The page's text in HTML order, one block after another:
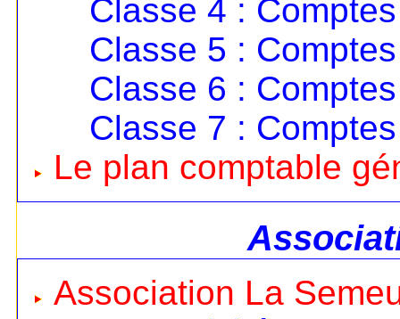
Classe 4 :
Classe 5 :
Classe 6 :
Classe 7 :
Le plan comptable
Association La